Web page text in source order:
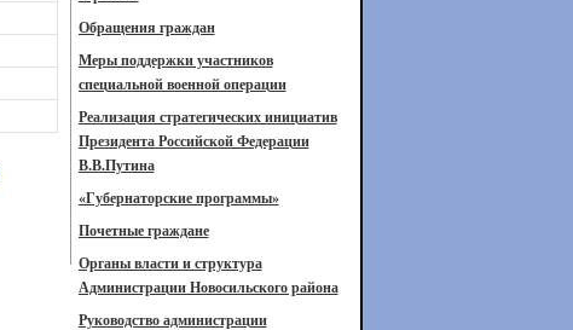
Обращения граждан
Меры поддержки участников
специальной военной операции
Реализация стратегических инициатив
Президента Российской Федерации
В.В.Путина
«Губернаторские программы»
Почетные граждане
Органы власти и структура
Администрации Новосильского района
Руководство администрации